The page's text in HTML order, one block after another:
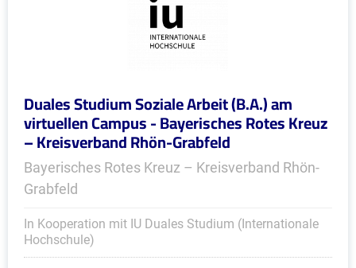
Duales Studium Soziale Arbeit (B.A.) am
virtuellen Campus - Bayerisches Rotes Kreuz
– Kreisverband Rhön-Grabfeld
Bayerisches Rotes Kreuz – Kreisverband Rhön-
Grabfeld
In Kooperation mit IU Duales Studium (Internationale
Hochschule)